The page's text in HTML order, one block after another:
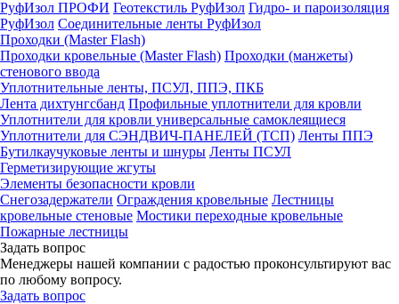
РуфИзол ПРОФИ Геотекстиль РуфИзол Гидро- и пароизоляция
РуфИзол Соединительные ленты РуфИзол
Проходки (Master Flash)
Проходки кровельные (Master Flash) Проходки (манжеты)
стенового ввода
Уплотнительные ленты, ПСУЛ, ППЭ, ПКБ
Лента дихтунгсбанд Профильные уплотнители для кровли
Уплотнители для кровли универсальные самоклеящиеся
Уплотнители для СЭНДВИЧ-ПАНЕЛЕЙ (ТСП) Ленты ППЭ
Бутилкаучуковые ленты и шнуры Ленты ПСУЛ
Герметизирующие жгуты
Элементы безопасности кровли
Снегозадержатели Ограждения кровельные Лестницы
кровельные стеновые Мостики переходные кровельные
Пожарные лестницы
Задать вопрос
Менеджеры нашей компании с радостью проконсультируют вас
по любому вопросу.
Задать вопрос